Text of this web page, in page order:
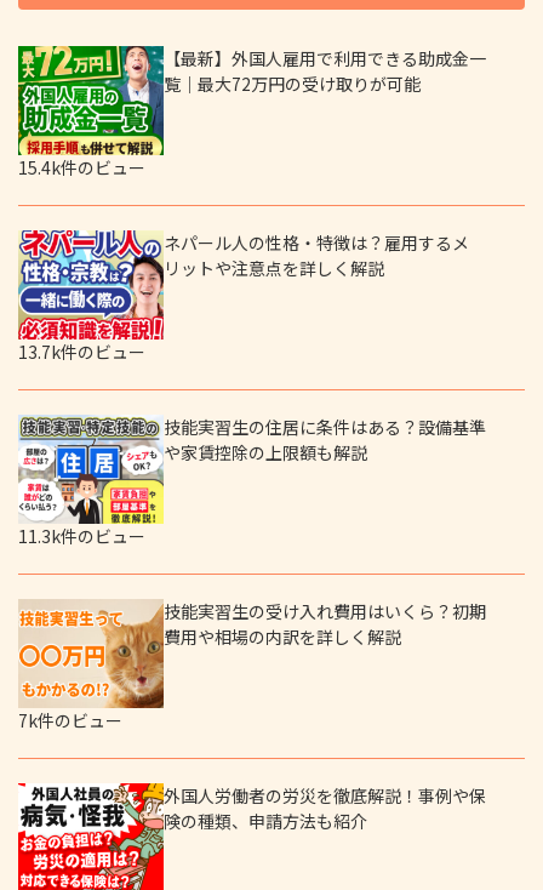
【最新】外国人雇用で利用できる助成金一
覧｜最大72万円の受け取りが可能
15.4k件のビュー
ネパール人の性格・特徴は？雇用するメ
リットや注意点を詳しく解説
13.7k件のビュー
技能実習生の住居に条件はある？設備基準
や家賃控除の上限額も解説
11.3k件のビュー
技能実習生の受け入れ費用はいくら？初期
費用や相場の内訳を詳しく解説
7k件のビュー
外国人労働者の労災を徹底解説！事例や保
険の種類、申請方法も紹介